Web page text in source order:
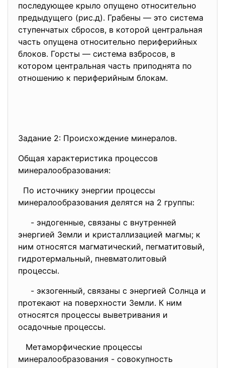
последующее крыло опущено относительно
предыдущего (рис.д). Грабены — это система
ступенчатых сбросов, в которой центральная
часть опущена относительно периферийных
блоков. Горсты — система взбросов, в
котором центральная часть приподнята по
отношению к периферийным блокам.
Задание 2: Происхождение минералов.
Общая характеристика процессов
минералообразования:
По источнику энергии процессы
минералообразования делятся на 2 группы:
- эндогенные, связаны с внутренней
энергией Земли и кристаллизацией магмы; к
ним относятся магматический, пегматитовый,
гидротермальный, пневматолитовый
процессы.
- экзогенный, связаны с энергией Солнца и
протекают на поверхности Земли. К ним
относятся процессы выветривания и
осадочные процессы.
Метаморфические процессы
минералообразования - совокупность